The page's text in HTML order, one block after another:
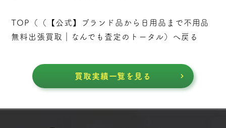
TOP（（
【公式】ブランド品から日用品まで不用品
無料出張買取｜なんでも査定のトータル ）へ戻る
買取実績一覧を見る